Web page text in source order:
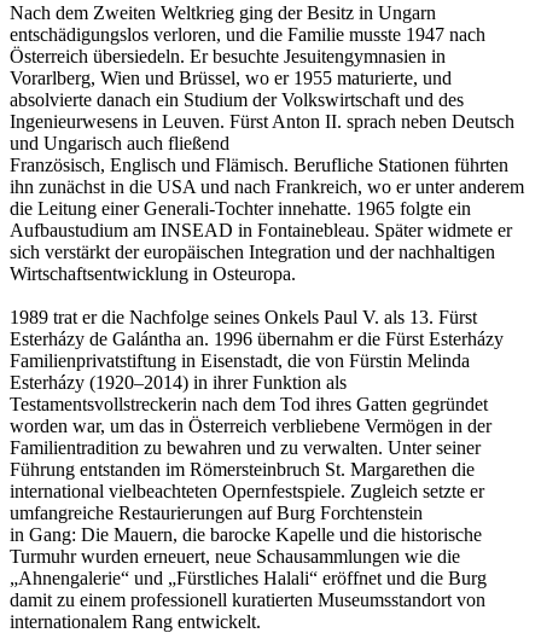
Nach dem Zweiten Weltkrieg ging der Besitz in Ungarn
entschädigungslos verloren, und die Familie musste 1947 nach
Österreich übersiedeln. Er besuchte Jesuitengymnasien in
Vorarlberg, Wien und Brüssel, wo er 1955 maturierte, und
absolvierte danach ein Studium der Volkswirtschaft und des
Ingenieurwesens in Leuven. Fürst Anton II. sprach neben Deutsch
und Ungarisch auch fließend
Französisch, Englisch und Flämisch. Berufliche Stationen führten
ihn zunächst in die USA und nach Frankreich, wo er unter anderem
die Leitung einer Generali-Tochter innehatte. 1965 folgte ein
Aufbaustudium am INSEAD in Fontainebleau. Später widmete er
sich verstärkt der europäischen Integration und der nachhaltigen
Wirtschaftsentwicklung in Osteuropa.
1989 trat er die Nachfolge seines Onkels Paul V. als 13. Fürst
Esterházy de Galántha an. 1996 übernahm er die Fürst Esterházy
Familienprivatstiftung in Eisenstadt, die von Fürstin Melinda
Esterházy (1920–2014) in ihrer Funktion als
Testamentsvollstreckerin nach dem Tod ihres Gatten gegründet
worden war, um das in Österreich verbliebene Vermögen in der
Familientradition zu bewahren und zu verwalten. Unter seiner
Führung entstanden im Römersteinbruch St. Margarethen die
international vielbeachteten Opernfestspiele. Zugleich setzte er
umfangreiche Restaurierungen auf Burg Forchtenstein
in Gang: Die Mauern, die barocke Kapelle und die historische
Turmuhr wurden erneuert, neue Schausammlungen wie die
„Ahnengalerie“ und „Fürstliches Halali“ eröffnet und die Burg
damit zu einem professionell kuratierten Museumsstandort von
internationalem Rang entwickelt.